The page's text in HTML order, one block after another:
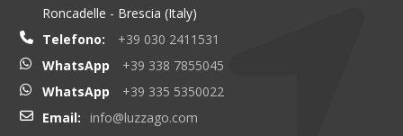
Roncadelle - Brescia (Italy)
Telefono:
+39 030 2411531
WhatsApp
+39 338 7855045
WhatsApp
+39 335 5350022
Email:
info@luzzago.com